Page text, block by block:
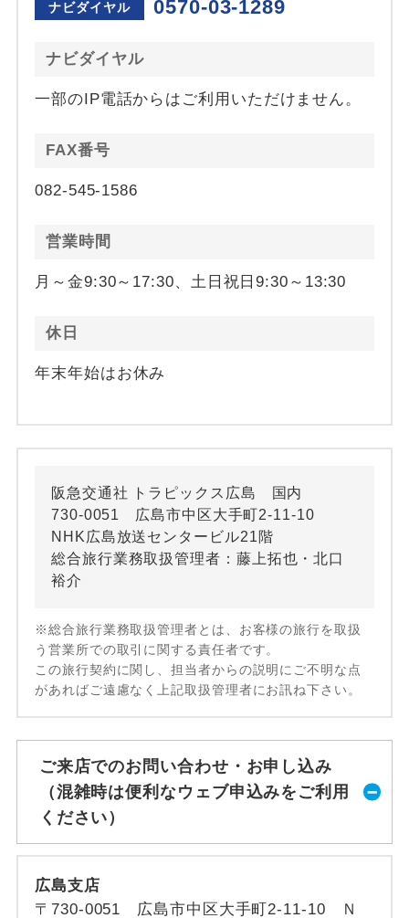
ナビダイヤル 0570-03-1289
ナビダイヤル
一部のIP電話からはご利用いただけません。
FAX番号
082-545-1586
営業時間
月～金9:30～17:30、土日祝日9:30～13:30
休日
年末年始はお休み
阪急交通社 トラピックス広島 国内
730-0051 広島市中区大手町2-11-10
NHK広島放送センタービル21階
総合旅行業務取扱管理者：藤上拓也・北口
裕介
※総合旅行業務取扱管理者とは、お客様の旅行を取扱
う営業所での取引に関する責任者です。
この旅行契約に関し、担当者からの説明にご不明な点
があればご遠慮なく上記取扱管理者にお訊ね下さい。
ご来店でのお問い合わせ・お申し込み
（混雑時は便利なウェブ申込みをご利用
ください）
広島支店
〒730-0051 広島市中区大手町2-11-10 Ｎ